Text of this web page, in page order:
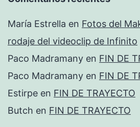
María Estrella en Fotos del
rodaje del videoclip de Infinito
Paco Madramany en FIN DE
Paco Madramany en FIN DE
Estirpe en FIN DE TRAYECTO
Butch en FIN DE TRAYECTO